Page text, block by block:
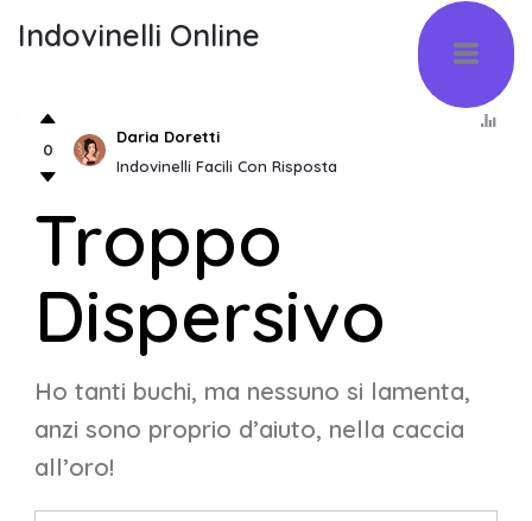
Indovinelli Online
0
Daria Doretti
Indovinelli Facili Con Risposta
Troppo
Dispersivo
Ho tanti buchi, ma nessuno si lamenta,
anzi sono proprio d’aiuto, nella caccia
all’oro!